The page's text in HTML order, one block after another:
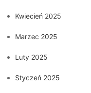
Kwiecień 2025
Marzec 2025
Luty 2025
Styczeń 2025